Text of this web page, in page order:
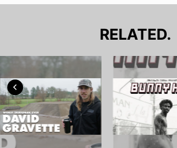
RELATED.